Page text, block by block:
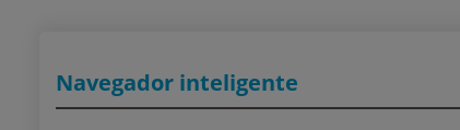
Navegador inteligente